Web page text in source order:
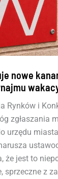
nowe
Rynków i
zgłaszania
urzędu
że jest to
sprzeczne z